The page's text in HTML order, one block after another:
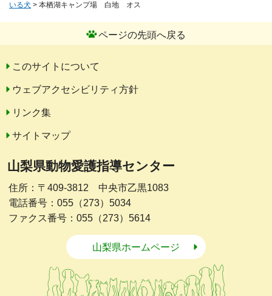
いる犬 > 本栖湖キャンプ場 白地 オス
ページの先頭へ戻る
このサイトについて
ウェブアクセシビリティ方針
リンク集
サイトマップ
山梨県動物愛護指導センター
住所：〒409-3812 中央市乙黒1083
電話番号：055（273）5034
ファクス番号：055（273）5614
山梨県ホームページ